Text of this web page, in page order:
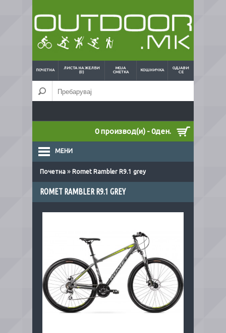
ПОЧЕТНА
ЛИСТА НА ЖЕЛБИ
(0)
МОЈА
СМЕТКА
КОШНИЧКА
ОДЈАВИ
СЕ
0 производ(и) - 0ден.
МЕНИ
Почетна » Romet Rambler R9.1 grey
ROMET RAMBLER R9.1 GREY